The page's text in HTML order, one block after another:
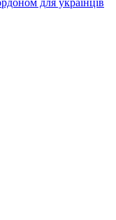
для українців